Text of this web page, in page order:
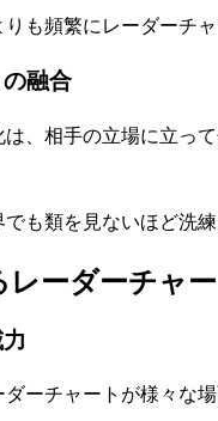
も頻繁にレーダーチ
の融合
は、相手の立場に立っ
も類を見ないほど洗
ーダーチャ
ーチャートが様々な